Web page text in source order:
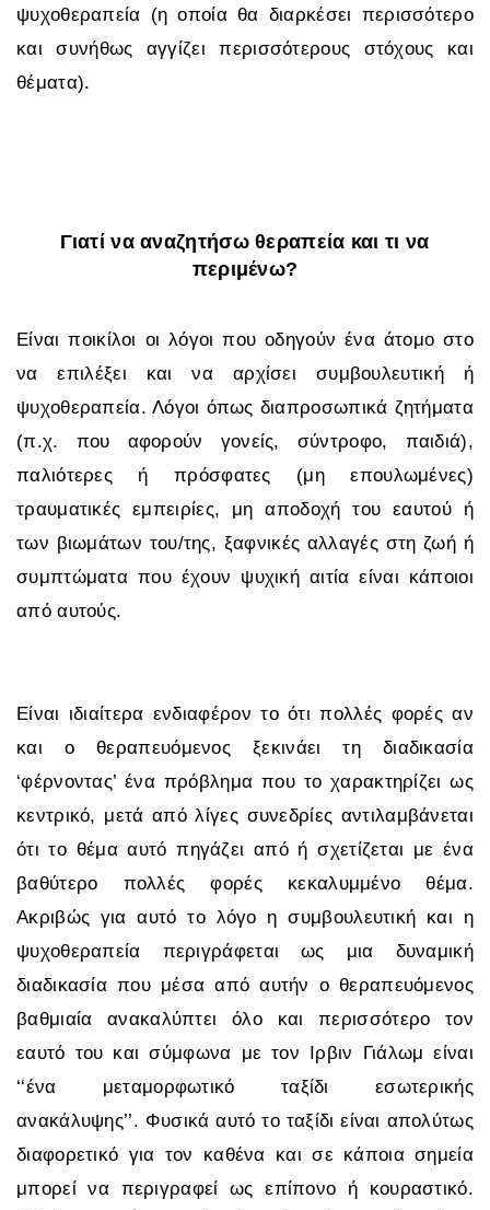
ψυχοθεραπεία (η οποία θα διαρκέσει περισσότερο
και συνήθως αγγίζει περισσότερους στόχους και
θέματα).
Γιατί να αναζητήσω θεραπεία και τι να
περιμένω?
Είναι ποικίλοι οι λόγοι που οδηγούν ένα άτομο στο
να επιλέξει και να αρχίσει συμβουλευτική ή
ψυχοθεραπεία. Λόγοι όπως διαπροσωπικά ζητήματα
(π.χ. που αφορούν γονείς, σύντροφο, παιδιά),
παλιότερες ή πρόσφατες (μη επουλωμένες)
τραυματικές εμπειρίες, μη αποδοχή του εαυτού ή
των βιωμάτων του/της, ξαφνικές αλλαγές στη ζωή ή
συμπτώματα που έχουν ψυχική αιτία είναι κάποιοι
από αυτούς.
Είναι ιδιαίτερα ενδιαφέρον το ότι πολλές φορές αν
και ο θεραπευόμενος ξεκινάει τη διαδικασία
‘φέρνοντας’ ένα πρόβλημα που το χαρακτηρίζει ως
κεντρικό, μετά από λίγες συνεδρίες αντιλαμβάνεται
ότι το θέμα αυτό πηγάζει από ή σχετίζεται με ένα
βαθύτερο πολλές φορές κεκαλυμμένο θέμα.
Ακριβώς για αυτό το λόγο η συμβουλευτική και η
ψυχοθεραπεία περιγράφεται ως μια δυναμική
διαδικασία που μέσα από αυτήν ο θεραπευόμενος
βαθμιαία ανακαλύπτει όλο και περισσότερο τον
εαυτό του και σύμφωνα με τον Ιρβιν Γιάλωμ είναι
‘‘ένα μεταμορφωτικό ταξίδι εσωτερικής
ανακάλυψης’’. Φυσικά αυτό το ταξίδι είναι απολύτως
διαφορετικό για τον καθένα και σε κάποια σημεία
μπορεί να περιγραφεί ως επίπονο ή κουραστικό.